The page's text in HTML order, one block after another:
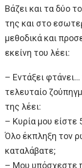
Βάζει και τα δύο
της και στο
μεθοδικά και
εκείνη του λέει:
– Εντάξει
τελευταίο
της λέει:
– Κυρία μου είστε
Όλο έκπληξη τον
καταλάβατε;
– Μου υπόσχεστε